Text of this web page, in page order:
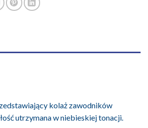
kolaż zawodników
utrzymana w niebieskiej tonacji.